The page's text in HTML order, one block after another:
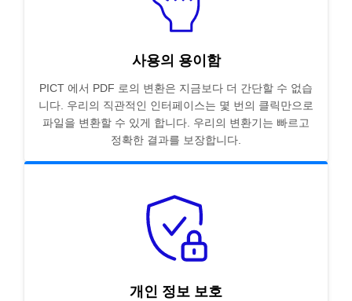
사용의 용이함
PICT 에서 PDF 로의 변환은 지금보다 더 간단할 수 없습
니다. 우리의 직관적인 인터페이스는 몇 번의 클릭만으로
파일을 변환할 수 있게 합니다. 우리의 변환기는 빠르고
정확한 결과를 보장합니다.
개인 정보 보호